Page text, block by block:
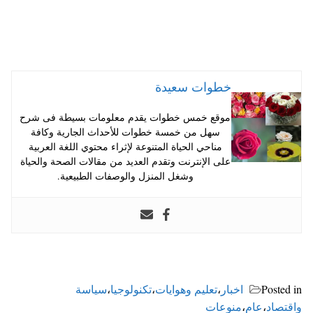
خطوات سعيدة
موقع خمس خطوات يقدم معلومات بسيطة فى شرح
سهل من خمسة خطوات للأحداث الجارية وكافة
مناحي الحياة المتنوعة لإثراء محتوي اللغة العربية
على الإنترنت وتقدم العديد من مقالات الصحة والحياة
وشغل المنزل والوصفات الطبيعية.
Posted in اخبار ،تعليم وهوايات،تكنولوجيا،سياسة
واقتصاد،عام،منوعات